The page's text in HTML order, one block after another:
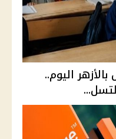
اليوم..